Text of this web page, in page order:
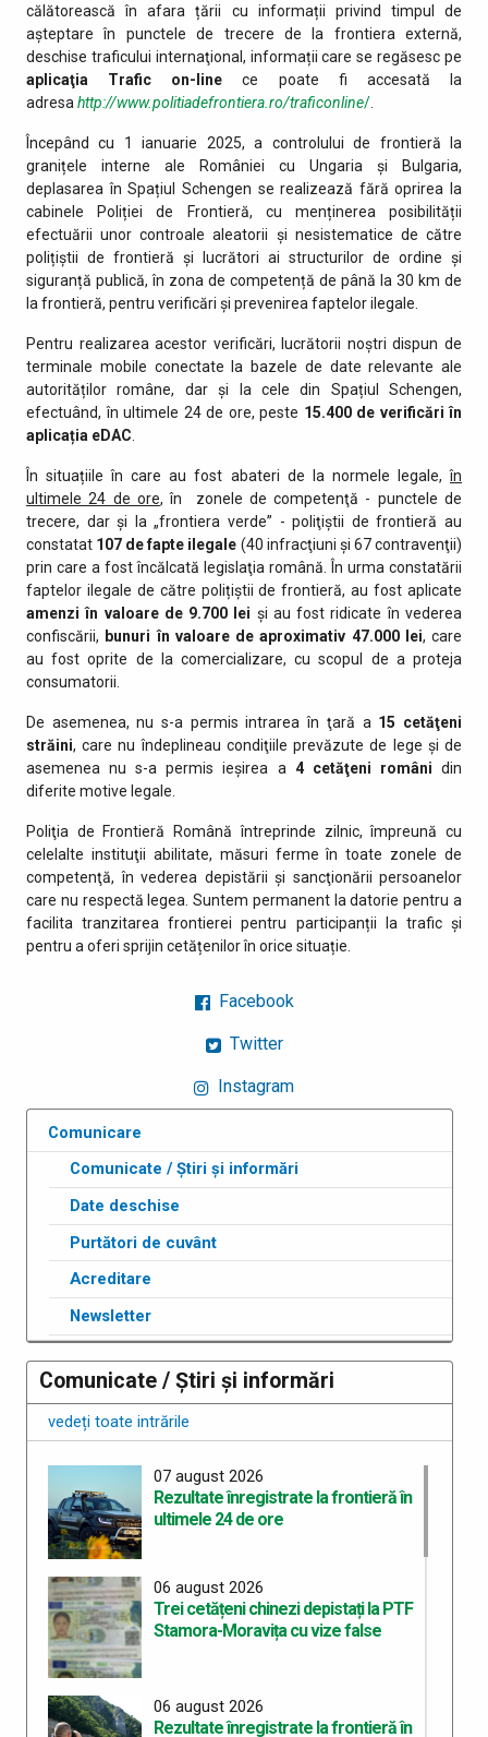
călătorească în afara țării cu informații privind timpul de
așteptare în punctele de trecere de la frontiera externă,
deschise traficului internaţional, informații care se regăsesc pe
aplicaţia Trafic on-line ce poate fi accesată la
adresa http://www.politiadefrontiera.ro/traficonline/
Începând cu 1 ianuarie 2025, a controlului de frontieră la
granițele interne ale României cu Ungaria și Bulgaria,
deplasarea în Spațiul Schengen se realizează fără oprirea la
cabinele Poliției de Frontieră, cu menținerea posibilității
efectuării unor controale aleatorii și nesistematice de către
polițiștii de frontieră și lucrători ai structurilor de ordine și
siguranță publică, în zona de competență de până la 30 km de
la frontieră, pentru verificări și prevenirea faptelor ilegale.
Pentru realizarea acestor verificări, lucrătorii noștri dispun de
terminale mobile conectate la bazele de date relevante ale
autorităților române, dar și la cele din Spațiul Schengen,
efectuând, în ultimele 24 de ore, peste 15.400 de verificări în
aplicația eDAC
În situațiile în care au fost abateri de la normele legale,în
ultimele 24 de ore, în zonele de competenţă - punctele de
trecere, dar şi la „frontiera verde” - poliţiştii de frontieră au
constatat 107 de fapte ilegale (40 infracţiuni şi 67 contravenţii)
prin care a fost încălcată legislaţia română. În urma constatării
faptelor ilegale de către polițiștii de frontieră, au fost aplicate
amenzi în valoare de 9.700 lei și au fost ridicate în vederea
confiscării, bunuri în valoare de aproximativ 47.000 lei, care
au fost oprite de la comercializare, cu scopul de a proteja
consumatorii.
De asemenea, nu s-a permis intrarea în ţară a 15 cetăţeni
străini, care nu îndeplineau condiţiile prevăzute de lege şi de
asemenea nu s-a permis ieşirea a 4 cetăţeni români din
diferite motive legale.
Poliţia de Frontieră Română întreprinde zilnic, împreună cu
celelalte instituţii abilitate, măsuri ferme în toate zonele de
competenţă, în vederea depistării şi sancţionării persoanelor
care nu respectă legea. Suntem permanent la datorie pentru a
facilita tranzitarea frontierei pentru participanții la trafic și
pentru a oferi sprijin cetățenilor în orice situație.
Facebook
Twitter
Instagram
Comunicare
Comunicate / Știri și informări
Date deschise
Purtători de cuvânt
Acreditare
Newsletter
Comunicate / Știri și informări
vedeți toate intrările
07 august 2026
Rezultate înregistrate la frontieră în
ultimele 24 de ore
06 august 2026
Trei cetățeni chinezi depistați la PTF
Stamora-Moravița cu vize false
06 august 2026
Rezultate înregistrate la frontieră în